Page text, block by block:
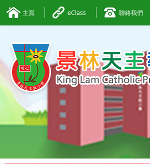
主頁 eClass 聯絡我們